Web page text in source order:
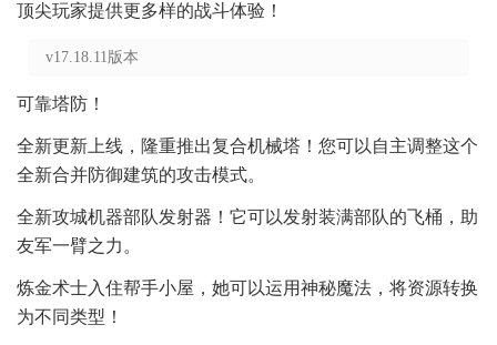
顶尖玩家提供更多样的战斗体验！
v17.18.11版本
可靠塔防！
全新更新上线，隆重推出复合机械塔！您可以自主调整这个
全新合并防御建筑的攻击模式。
全新攻城机器部队发射器！它可以发射装满部队的飞桶，助
友军一臂之力。
炼金术士入住帮手小屋，她可以运用神秘魔法，将资源转换
为不同类型！